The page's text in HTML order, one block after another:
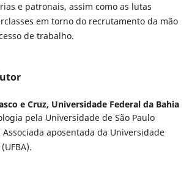
e patronais, assim como as lutas
em torno do recrutamento da mão
de trabalho.
e Cruz, Universidade Federal da Bahia
pela Universidade de São Paulo
Associada aposentada da Universidade